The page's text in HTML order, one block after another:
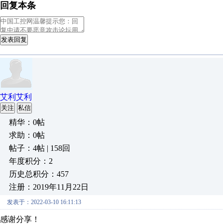
回复本条
发表回复
艾利艾利
关注 私信
精华：0帖
求助：0帖
帖子：4帖 | 158回
年度积分：2
历史总积分：457
注册：2019年11月22日
发表于：2022-03-10 16:11:13
感谢分享！